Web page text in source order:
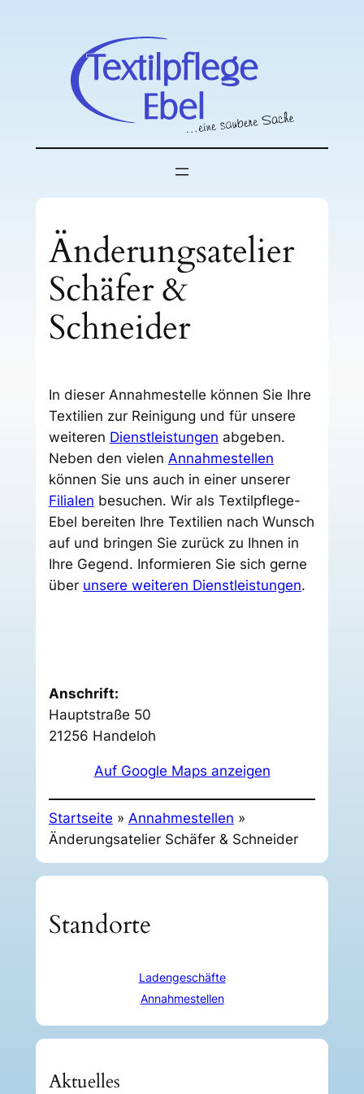
Änderungsatelier
Schäfer &
Schneider
In dieser Annahmestelle können Sie Ihre
Textilien zur Reinigung und für unsere
weiteren Dienstleistungen abgeben.
Neben den vielen Annahmestellen
können Sie uns auch in einer unserer
Filialen besuchen. Wir als Textilpflege-
Ebel bereiten Ihre Textilien nach Wunsch
auf und bringen Sie zurück zu Ihnen in
Ihre Gegend. Informieren Sie sich gerne
über unsere weiteren Dienstleistungen.
Anschrift:
Hauptstraße 50
21256 Handeloh
Auf Google Maps anzeigen
Startseite » Annahmestellen »
Änderungsatelier Schäfer & Schneider
Standorte
Ladengeschäfte
Annahmestellen
Aktuelles